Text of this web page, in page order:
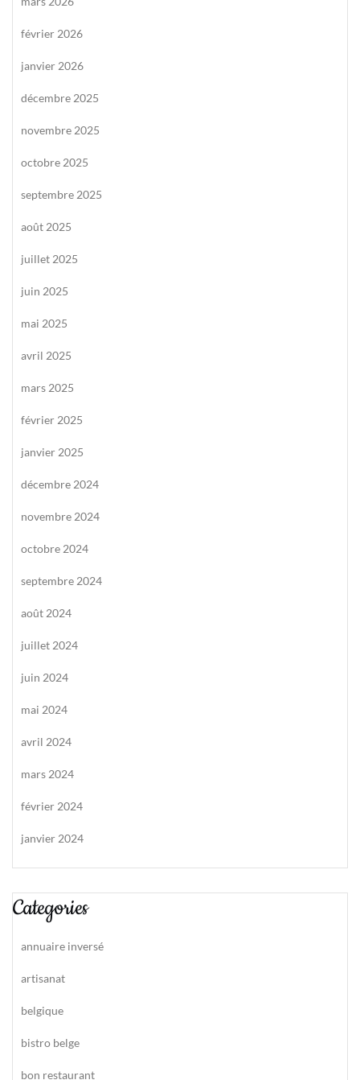
février 2026
janvier 2026
décembre 2025
novembre 2025
octobre 2025
septembre 2025
août 2025
juillet 2025
juin 2025
mai 2025
avril 2025
mars 2025
février 2025
janvier 2025
décembre 2024
novembre 2024
octobre 2024
septembre 2024
août 2024
juillet 2024
juin 2024
mai 2024
avril 2024
mars 2024
février 2024
janvier 2024
Categories
annuaire inversé
artisanat
belgique
bistro belge
bon restaurant